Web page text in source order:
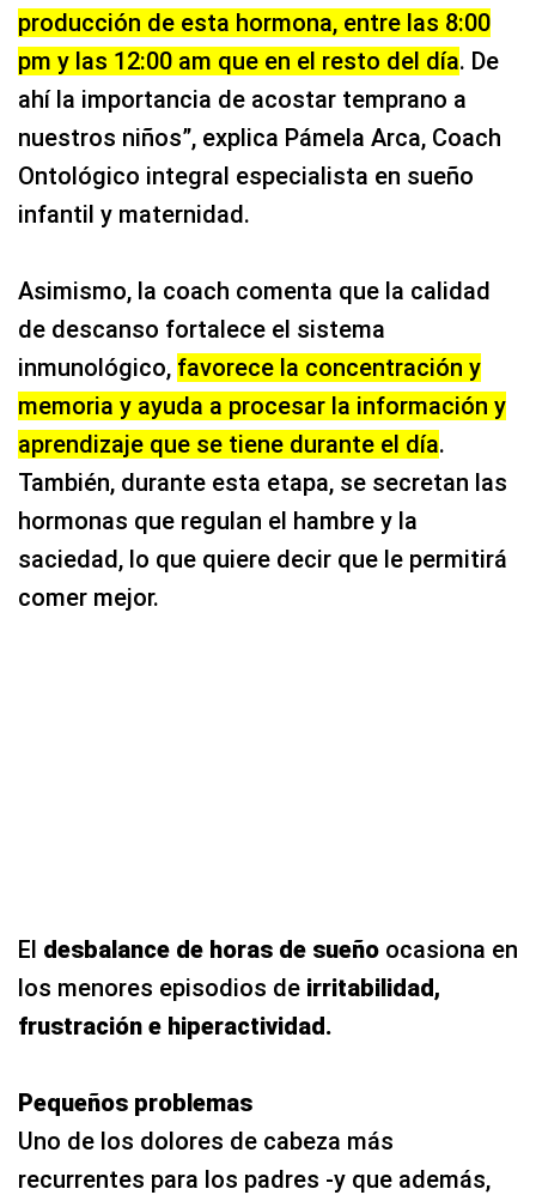
producción de esta hormona, entre las 8:00
pm y las 12:00 am que en el resto del día. De
ahí la importancia de acostar temprano a
nuestros niños”, explica Pámela Arca, Coach
Ontológico integral especialista en sueño
infantil y maternidad.
Asimismo, la coach comenta que la calidad
de descanso fortalece el sistema
inmunológico, favorece la concentración y
memoria y ayuda a procesar la información y
aprendizaje que se tiene durante el día.
También, durante esta etapa, se secretan las
hormonas que regulan el hambre y la
saciedad, lo que quiere decir que le permitirá
comer mejor.
El desbalance de horas de sueño ocasiona en
los menores episodios de irritabilidad,
frustración e hiperactividad.
Pequeños problemas
Uno de los dolores de cabeza más
recurrentes para los padres -y que además,